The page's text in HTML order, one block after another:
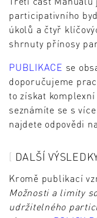
participativního
úkolů a čtyř
shrnuty přínosy
PUBLIKACE se
doporučujeme
to získat
seznámíte se s
najdete odpovědi
DALŠÍ
Kromě publikací
Možnosti a limity
udržitelného